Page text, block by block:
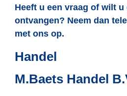
Heeft u een vraag of wilt
ontvangen? Neem dan
met ons op.
Handel
M.Baets Handel